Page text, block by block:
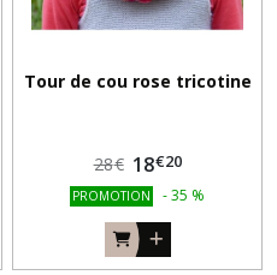
Tour de cou rose tricotine
28€ 18€20
PROMOTION -35 %